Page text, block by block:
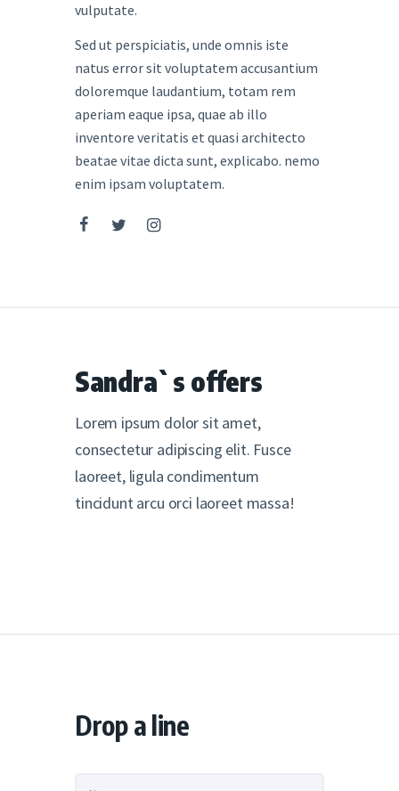
vulputate.
Sed ut perspiciatis, unde omnis iste
natus error sit voluptatem accusantium
doloremque laudantium, totam rem
aperiam eaque ipsa, quae ab illo
inventore veritatis et quasi architecto
beatae vitae dicta sunt, explicabo. nemo
enim ipsam voluptatem.
Sandra`s offers
Lorem ipsum dolor sit amet,
consectetur adipiscing elit. Fusce
laoreet, ligula condimentum
tincidunt arcu orci laoreet massa!
Drop a line